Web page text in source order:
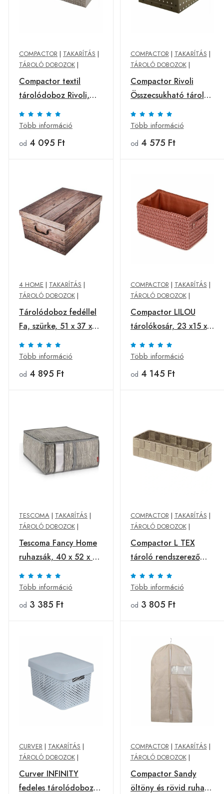
COMPACTOR | TAKARÍTÁS |
TÁROLÓ DOBOZOK |
Compactor textil
tárolódoboz Rivoli,
107 x 46 x15 cm
Több információ
od 4 095 Ft
COMPACTOR| TAKARÍTÁS |
TÁROLÓ DOBOZOK|
Compactor Rivoli
Összecsukható tároló
doboz, 50 x 40 x 25
cm
Több információ
od 4 575 Ft
4 HOME | TAKARÍTÁS |
TÁROLÓ DOBOZOK |
Tárolódoboz fedéllel
Fa, szürke, 51 x 37 x
24 cm
Több információ
od 4 895 Ft
COMPACTOR| TAKARÍTÁS |
TÁROLÓ DOBOZOK|
Compactor LILOU
tárolókosár, 23 x15 x
12 cm, terrakotta,
narancssárga
Több információ
od 4 145 Ft
TESCOMA | TAKARÍTÁS |
TÁROLÓ DOBOZOK |
Tescoma Fancy Home
ruhazsák, 40 x 52 x 20
cm, bézs
Több információ
od 3 385 Ft
COMPACTOR| TAKARÍTÁS |
TÁROLÓ DOBOZOK|
Compactor L TEX
tároló rendszerező
fiókba, 30 x12 x 7 cm,
taupe, világosbarna, L
Több információ
od 3 805 Ft
CURVER | TAKARÍTÁS |
TÁROLÓ DOBOZOK |
Curver INFINITY
fedeles tárolódoboz,
COMPACTOR| TAKARÍTÁS |
TÁROLÓ DOBOZOK|
Compactor Sandy
öltöny és rövid ruha